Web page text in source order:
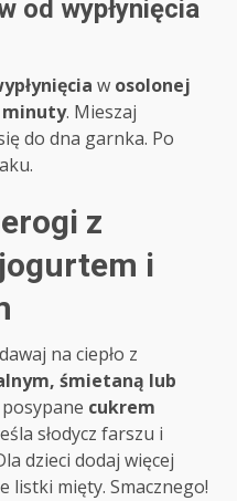
od wypłynięcia
w osolonej
minuty. Mieszaj
do dna garnka. Po
z
i
na ciepło z
śmietaną lub
cukrem
słodycz farszu i
dzieci dodaj więcej
listki mięty. Smacznego!